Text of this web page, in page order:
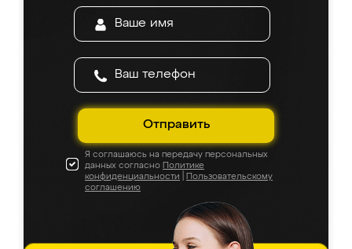
Отправить
Я соглашаюсь на передачу персональных
данных согласно Политике
конфиденциальности
Пользовательскому
соглашению